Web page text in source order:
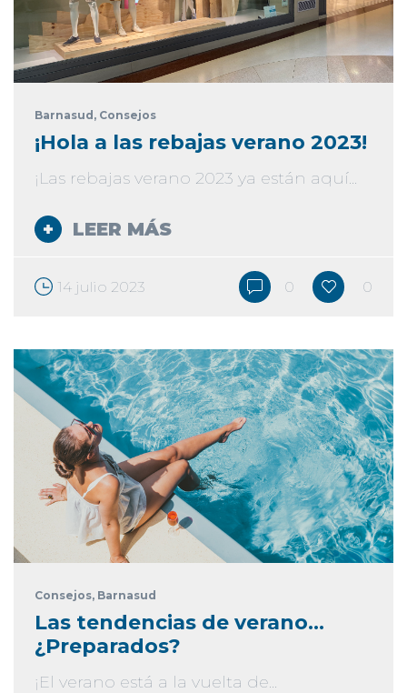
Barnasud , Consejos
¡Hola a las rebajas verano 2023!
¡Las rebajas verano 2023 ya están aquí...
LEER MÁS
14 julio 2023 0 0
Consejos, Barnasud
Las tendencias de verano…
¿Preparados?
¡El verano está a la vuelta de...